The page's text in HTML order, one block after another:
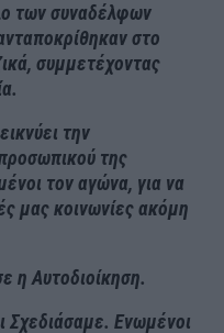
των συναδέλφων
στο
συμμετέχοντας
την
της
τον αγώνα, για να
μας κοινωνίες ακόμη
η Αυτοδιοίκηση.
Σχεδιάσαμε. Ενωμένοι